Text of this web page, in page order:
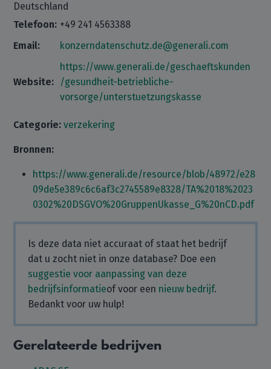
Deutschland
Telefoon: +49 241 4563388
Email:
konzerndatenschutz.de@generali.com
Website:
https://www.generali.de/geschaeftskunden
/gesundheit-betriebliche-
vorsorge/unterstuetzungskasse
Categorie: verzekering
Bronnen:
https://www.generali.de/resource/blob/48972/e28
09de5e389c6c6af3c2745589e8328/TA%2018%2023
0302%20DSGVO%20GruppenUkasse_G%20nCD.pdf
Is deze data niet accuraat of staat het bedrijf
dat u zocht niet in onze database? Doe een
suggestie voor aanpassing van deze
bedrijfsinformatieof voor een nieuw bedrijf.
Bedankt voor uw hulp!
Gerelateerde bedrijven